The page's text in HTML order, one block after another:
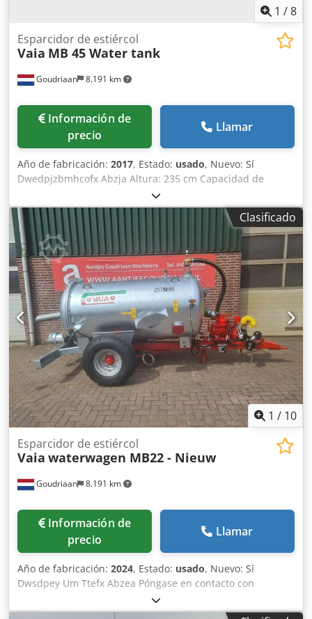
1 /8
Goudriaan 8.191 km
Esparcidor de estiércol
Vaia MB 45 Water tank
Información de
precio
Llamar
Año de fabricación: 2017, Estado: usado, Nuevo: Sí
Dwedpjzbmhcofx Abzja Altura: 235 cm Capacidad de
Clasificado
1 / 10
Goudriaan 8.191 km
Esparcidor de estiércol
Vaia waterwagen MB22 - Nieuw
Información de
precio
Llamar
Año de fabricación: 2024, Estado: usado, Nuevo: Sí
Dwsdpey Um Ttefx Abzea Póngase en contacto con
nosotros para más información.